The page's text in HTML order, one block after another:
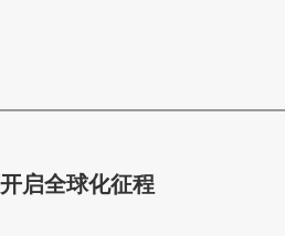
启全球化征程